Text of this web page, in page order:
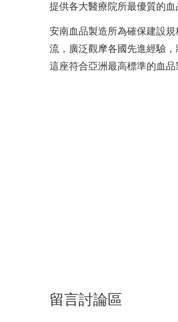
提供各大醫療院所最優質的血
安南血品製造所為確保建設
流，廣泛觀摩各國先進經驗
這座符合亞洲最高標準的血
留言討論區